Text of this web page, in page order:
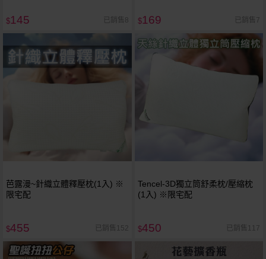
$145 已銷售8 $169 已銷售7
芭露漫~針織立體釋壓枕(1入) ※
限宅配
$455 已銷售152
Tencel-3D獨立筒舒柔枕/壓縮枕
(1入) ※限宅配
$450 已銷售117